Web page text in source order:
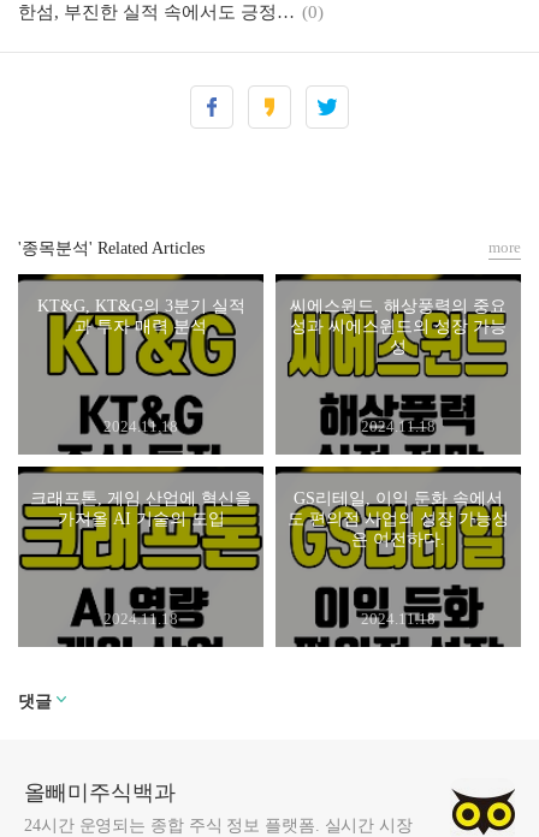
한섬, 부진한 실적 속에서도 긍정적인 주주환원 정책 (0)
'종목분석' Related Articles
KT&G, KT&G의 3분기 실적
과 투자 매력 분석
2024.11.18
씨에스윈드, 해상풍력의 중요
성과 씨에스윈드의 성장 가능
성
2024.11.18
크래프톤, 게임 산업에 혁신을
가져올 AI 기술의 도입
2024.11.18
GS리테일, 이익 둔화 속에서
도 편의점 사업의 성장 가능성
은 여전하다.
2024.11.18
more
댓글
올빼미주식백과
24시간 운영되는 종합 주식 정보 플랫폼. 실시간 시장